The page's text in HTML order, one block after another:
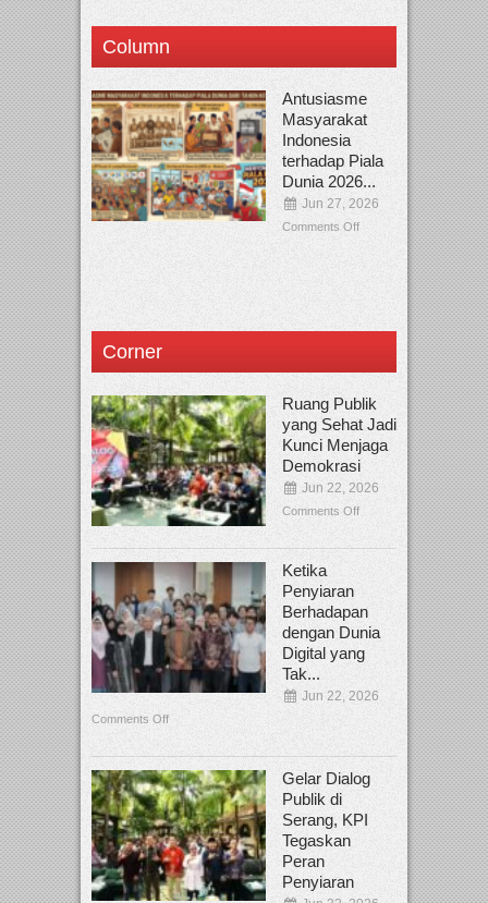
Column
Antusiasme
Masyarakat
Indonesia
terhadap Piala
Dunia 2026...
Jun 27, 2026
Comments Off
Corner
Ruang Publik
yang Sehat Jadi
Kunci Menjaga
Demokrasi
Jun 22, 2026
Comments Off
Ketika
Penyiaran
Berhadapan
dengan Dunia
Digital yang
Tak...
Jun 22, 2026
Comments Off
Gelar Dialog
Publik di
Serang, KPI
Tegaskan
Peran
Penyiaran